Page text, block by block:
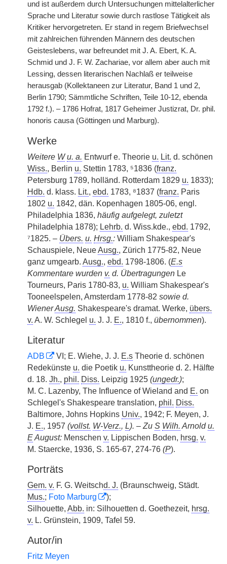
und ist außerdem durch Untersuchungen mittelalterlicher
Sprache und Literatur sowie durch rastlose Tätigkeit als
Kritiker hervorgetreten. Er stand in regem Briefwechsel
mit zahlreichen führenden Männern des deutschen
Geisteslebens, war befreundet mit J. A. Ebert, K. A.
Schmid und J. F. W. Zachariae, vor allem aber auch mit
Lessing, dessen literarischen Nachlaß er teilweise
herausgab (Kollektaneen zur Literatur, Band 1 und 2,
Berlin 1790; Sämmtliche Schriften, Teile 10-12, ebenda
1792 f.). – 1786 Hofrat, 1817 Geheimer Justizrat, Dr. phil.
honoris causa (Göttingen und Marburg).
Werke
Weitere W u. a. Entwurf e. Theorie u. Lit. d. schönen
Wiss., Berlin u. Stettin 1783, ⁵1836 (franz.
Petersburg 1789, holländ. Rotterdam 1829 u. 1833);
Hdb. d. klass. Lit., ebd. 1783, ⁸1837 (franz. Paris
1802 u. 1842, dän. Kopenhagen 1805-06, engl.
Philadelphia 1836, häufig aufgelegt, zuletzt
Philadelphia 1878); Lehrb. d. Wiss.kde., ebd. 1792,
⁷1825. – Übers. u. Hrsg.: William Shakespear's
Schauspiele, NeueAusg., Zürich 1775-82, Neue
ganz umgearb. Ausg., ebd. 1798-1806. (E.s
Kommentare wurden v. d. Übertragungen Le
Tourneurs, Paris 1780-83, u. William Shakespear's
Tooneelspelen, Amsterdam 1778-82 sowie d.
WienerAusg. Shakespeare's dramat. Werke, übers.
v. A. W. Schlegel u. J. J. E., 1810 f., übernommen).
Literatur
ADB VI; E. Wiehe, J. J. E.s Theorie d. schönen
Redekünste u. die Poetik u. Kunsttheorie d. 2. Hälfte
d. 18. Jh., phil. Diss. Leipzig 1925 (ungedr.);
M. C. Lazenby, The Influence of Wieland and E. on
Schlegel's Shakespeare translation, phil. Diss.
Baltimore, Johns Hopkins Univ., 1942; F. Meyen, J.
J. E., 1957 (vollst. W-Verz., L). – Zu S Wilh. Arnoldu.
EAugust: Menschen v. Lippischen Boden, hrsg. v.
M. Staercke, 1936, S. 165-67, 274-76 (P).
Porträts
Gem. v. F. G. Weitschd. J. (Braunschweig, Städt.
Mus.; Foto Marburg
);
Silhouette, Abb. in: Silhouetten d. Goethezeit, hrsg.
v. L. Grünstein, 1909, Tafel 59.
Autor/in
Fritz Meyen